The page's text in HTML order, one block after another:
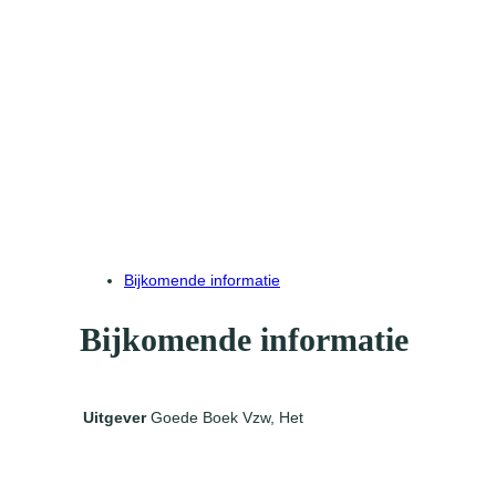
Bijkomende informatie
Bijkomende informatie
Uitgever Goede Boek Vzw, Het